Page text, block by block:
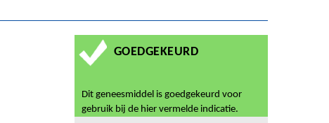
GOEDGEKEURD
Dit geneesmiddel is goedgekeurd voor
gebruik bij de hier vermelde indicatie.